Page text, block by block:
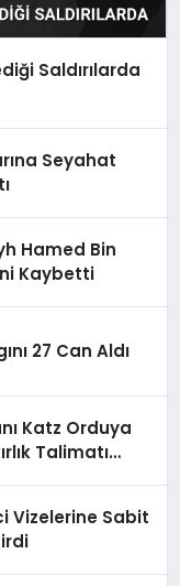
Saldırılarda
Seyahat
Hamed Bin
Kaybetti
27 Can Aldı
Katz Orduya
Talimatı
Vizelerine Sabit